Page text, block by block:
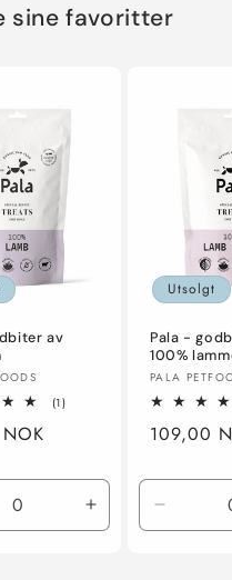
sine favoritter
av
(1)1
Øk
antallet
Utsolgt
Pala -
100%
Selger:
PALA
Vanlig
109,00
antallet